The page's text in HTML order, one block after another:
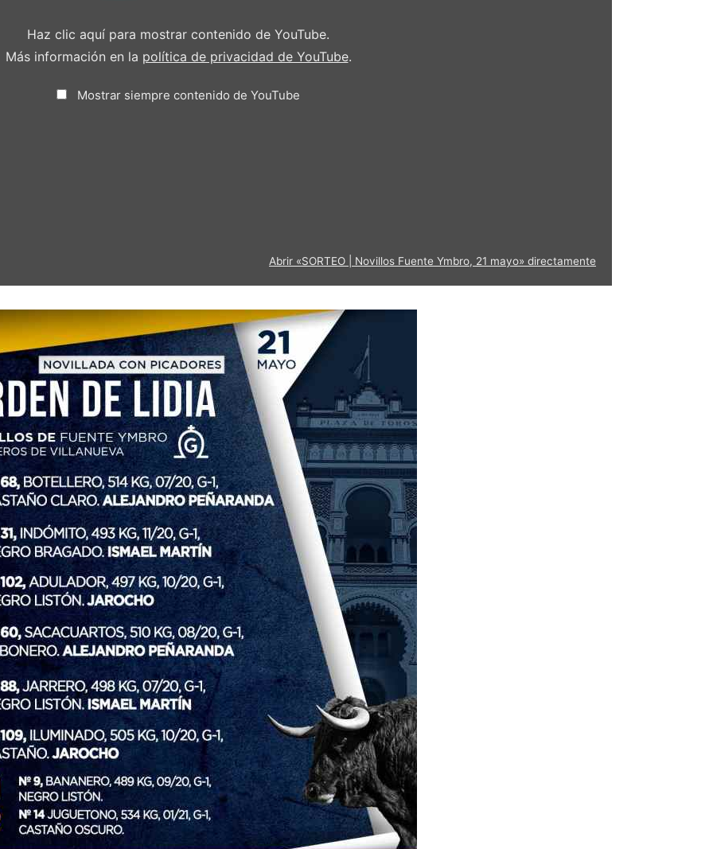
Haz clic aquí para mostrar contenido de YouTube.
Más información en la política de privacidad de YouTube.
Mostrar siempre contenido de YouTube
Abrir «SORTEO | Novillos Fuente Ymbro, 21 mayo» directamente